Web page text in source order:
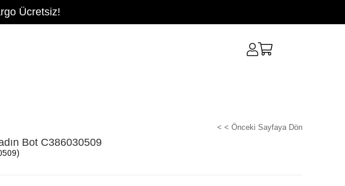
Ücretsiz!
< < Önceki Sayfaya Dön
Bot C386030509